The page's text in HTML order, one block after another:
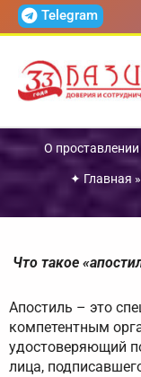
ПерейтиTelegram
О
✦ Главная »
Что такое
Апостиль – это
компетентным
удостоверяющий
лица,